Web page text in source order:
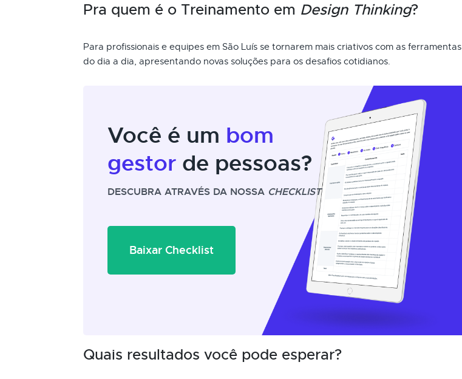
Pra quem é o Treinamento em Design Thinking?
Para profissionais e equipes em São Luís se tornarem mais criativos com as ferramentas
do dia a dia, apresentando novas soluções para os desafios cotidianos.
Você é um bom
gestor de pessoas?
DESCUBRA ATRAVÉS DA NOSSA CHECKLIST
Baixar Checklist
Quais resultados você pode esperar?